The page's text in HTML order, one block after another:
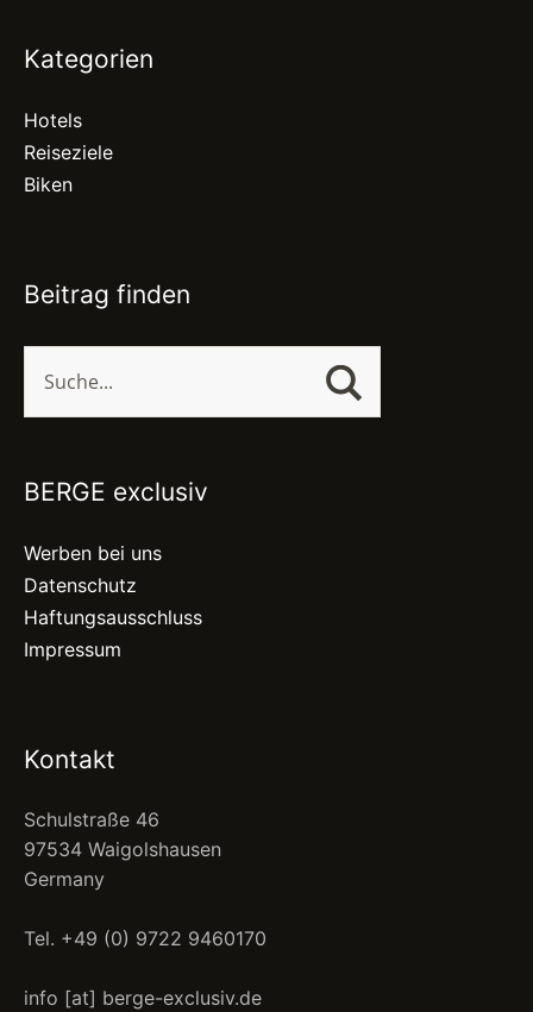
Kategorien
Hotels
Reiseziele
Biken
Beitrag finden
BERGE exclusiv
Werben bei uns
Datenschutz
Haftungsausschluss
Impressum
Kontakt
Schulstraße 46
97534 Waigolshausen
Germany
Tel. +49 (0) 9722 9460170
info [at] berge-exclusiv.de